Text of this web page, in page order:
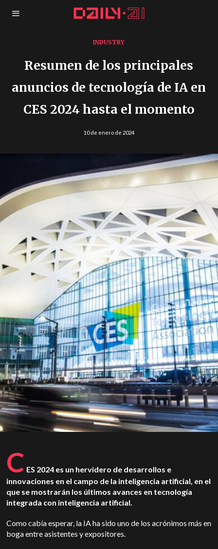
INDUSTRY
Resumen de los principales
anuncios de tecnología de IA en
CES 2024 hasta el momento
10 de enero de 2024
C ES 2024 es un hervidero de desarrollos e
innovaciones en el campo de la inteligencia artificial, en el
que se mostrarán los últimos avances en tecnología
integrada con inteligencia artificial.
Como cabía esperar, la IA ha sido uno de los acrónimos más en
boga entre asistentes y expositores.